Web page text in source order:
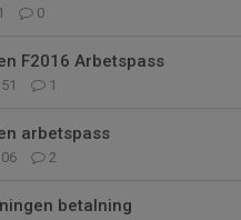
0
F2016 Arbetspass
1
arbetspass
2
betalning